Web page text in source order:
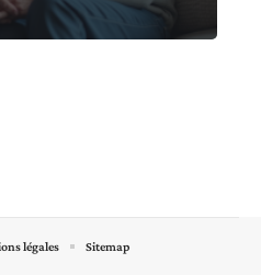
légales Sitemap